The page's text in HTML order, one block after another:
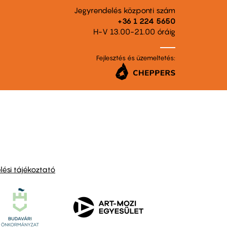
Jegyrendelés központi szám
+36 1 224 5650
H-V 13.00-21.00 óráig
Fejlesztés és üzemeltetés:
tájékoztató